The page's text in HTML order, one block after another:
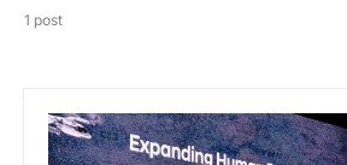
1 post